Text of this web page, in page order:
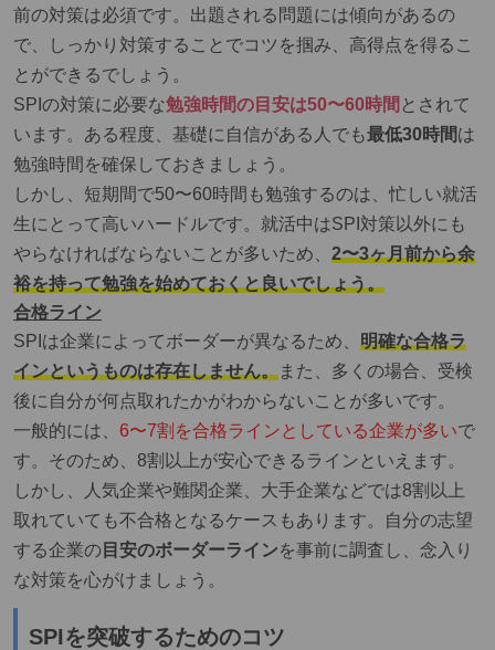
前の対策は必須です。 出題される問題には傾向があるの
で、しっかり対策することでコツを掴み、高得点を得るこ
とができるでしょう。
SPIの対策に必要な勉強時間の目安は50〜60時間 とされて
います。ある程度、基礎に自信がある人でも最低30時間は
勉強時間を確保しておきましょう。
しかし、短期間で50〜60時間も勉強するのは、忙しい就活
生にとって高いハードルです。就活中はSPI対策以外にも
やらなければならないことが多いため、 2〜3ヶ月前から余
裕を持って勉強を始めておくと良いでしょう。
合格ライン
SPIは企業によってボーダーが異なるため、 明確な合格ラ
インというものは存在しません。また、多くの場合、受検
後に自分が何点取れたかがわからないことが多いです。
一般的には、 6〜7割を合格ラインとしている企業が多いで
す。そのため、8割以上が安心できるラインといえます。
しかし、人気企業や難関企業、大手企業などでは8割以上
取れていても不合格となるケースもあります。自分の志望
する企業の 目安のボーダーラインを事前に調査し、念入り
な対策を心がけましょう。
SPIを突破するためのコツ